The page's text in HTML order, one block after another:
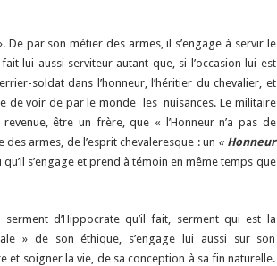
De par son métier des armes, il s’engage à servir le
lui aussi serviteur autant que, si l’occasion lui est
soldat dans l’honneur, l’héritier du chevalier, et
de voir de par le monde les nuisances. Le militaire
être un frère, que « l’Honneur n’a pas de
armes, de l’esprit chevaleresque : un « Honneur
s’engage et prend à témoin en même temps que
d’Hippocrate qu’il fait, serment qui est la
» de son éthique, s’engage lui aussi sur son
et soigner la vie, de sa conception à sa fin naturelle.